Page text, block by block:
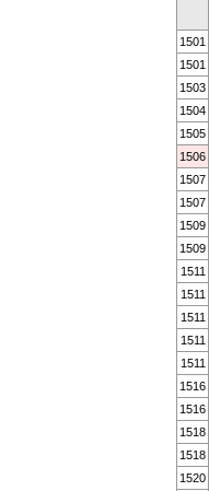
1501
1501
1503
1504
1505
1506
1507
1507
1509
1509
1511
1511
1511
1511
1511
1516
1516
1518
1518
1520